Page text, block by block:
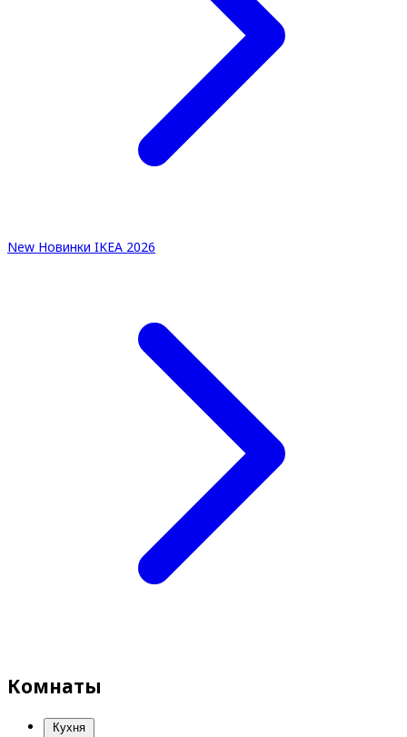
New Новинки IKEA 2026
Комнаты
Кухня